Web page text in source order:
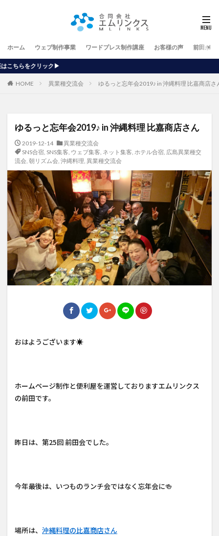
ホーム ウェブ制作事業 ワードプレス制作講座 お客様の声 前田が行
HOME 異業種交流会 ゆるっと忘年会2019♪ in 沖縄料理 比嘉商店さ
ゆるっと忘年会2019♪ in 沖縄料理 比嘉商店さん
2019-12-14
異業種交流会
SNS合宿, SNS集客, ウェブ集客, ネット集客, ホテル合宿, 広島異業種交
流会, 朝リズム会, 沖縄料理, 異業種交流会
おはようございます☀
ホームページ制作と便利屋を運営しておりますエムリンクス
の前田です。
昨日は、第25回 前田会でした。
今年最後は、いつものランチ会ではなく忘年会に🍻
場所は、 沖縄料理の比嘉商店さん